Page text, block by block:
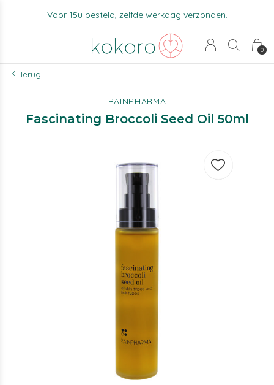
0
Voor 15u besteld, zelfde werkdag verzonden.
Terug
RAINPHARMA
Fascinating Broccoli Seed Oil 50ml